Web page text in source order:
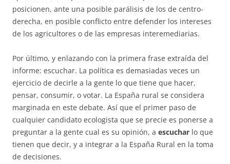
posicionen, ante una posible parálisis de los de centro-
derecha, en posible conflicto entre defender los intereses
de los agricultores o de las empresas interemediarias.
Por último, y enlazando con la primera frase extraída del
informe: escuchar. La política es demasiadas veces un
ejercicio de decirle a la gente lo que tiene que hacer,
pensar, consumir, o votar. La España rural se considera
marginada en este debate. Así que el primer paso de
cualquier candidato ecologista que se precie es ponerse a
preguntar a la gente cual es su opinión, a escuchar lo que
tienen que decir, y a integrar a la España Rural en la toma
de decisiones.